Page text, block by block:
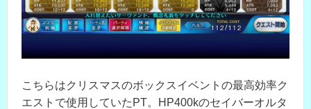
こちらはクリスマスのボックスイベントの最高効率ク
エストで使用していたPT。HP400kのセイバーオルタ